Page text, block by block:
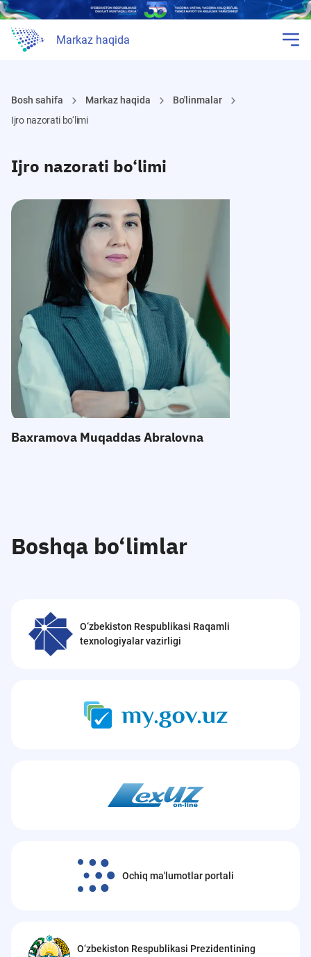
Markaz haqida
Bosh sahifa Markaz haqida
Bo'linmalar
Ijro nazorati bo‘limi
Ijro nazorati bo‘limi
Telefon
Qabul
Baxramova Muqaddas Abralovna
Boshqa bo‘limlar
O‘zbekiston Respublikasi Raqamli
texnologiyalar vazirligi
Ochiq ma'lumotlar portali
O‘zbekiston Respublikasi Prezidentining